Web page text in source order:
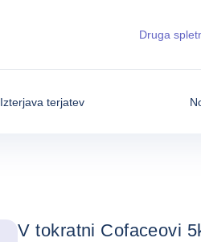
Izterjava terjatev
Druga
Cofaceova
navdihujejo
V tokratni Cofaceovi